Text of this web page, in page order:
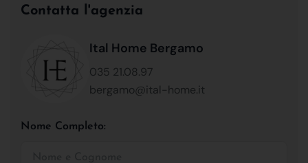
Contatta l'agenzia
Ital Home Bergamo
035 21.08.97
bergamo@ital-home.it
Nome Completo: